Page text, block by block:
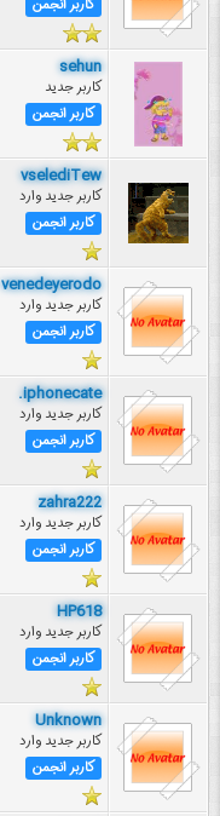
کاربر انجمن
sehun
کاربر جدید
کاربر انجمن
vselediTew
کاربر جدید وارد
کاربر انجمن
venedeyerodo
کاربر جدید وارد
کاربر انجمن
iphonecate.
کاربر جدید وارد
کاربر انجمن
zahra222
کاربر جدید وارد
کاربر انجمن
HP618
کاربر جدید وارد
کاربر انجمن
Unknown
کاربر جدید وارد
کاربر انجمن